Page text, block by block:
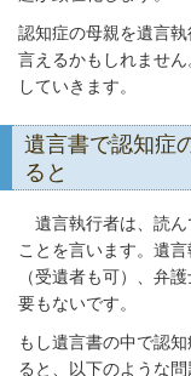
認知症の母親を遺言
言えるかもしれませ
していきます。
遺言書で認知症
ると
遺言執行者は、読ん
ことを言います。遺
（受遺者も可）、弁
要もないです。
もし遺言書の中で認
ると、以下のような問